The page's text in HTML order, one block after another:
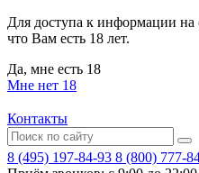
Для доступа к информации
что Вам есть 18 лет.
Да, мне есть 18
Мне нет 18
Контакты
8 (495) 197-84-93 8 (800) 777-